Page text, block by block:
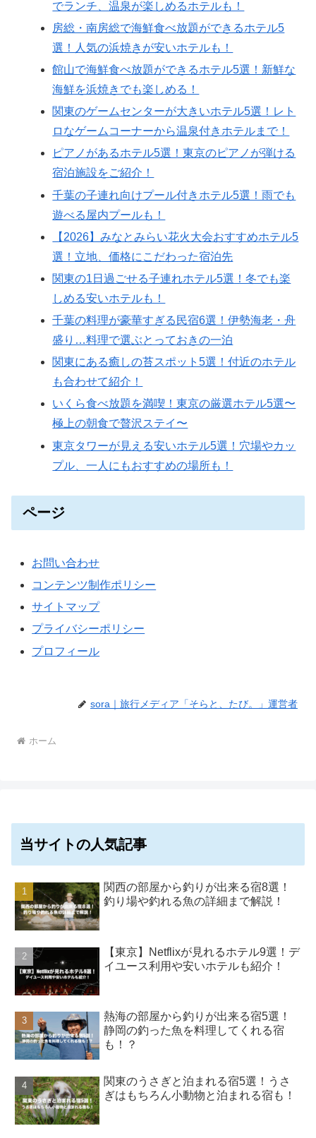
でランチ、温泉が楽しめるホテルも！
房総・南房総で海鮮食べ放題ができるホテル5
選！人気の浜焼きが安いホテルも！
館山で海鮮食べ放題ができるホテル5選！新鮮な
海鮮を浜焼きでも楽しめる！
関東のゲームセンターが大きいホテル5選！レト
ロなゲームコーナーから温泉付きホテルまで！
ピアノがあるホテル5選！東京のピアノが弾ける
宿泊施設をご紹介！
千葉の子連れ向けプール付きホテル5選！雨でも
遊べる屋内プールも！
【2026】みなとみらい花火大会おすすめホテル5
選！立地、価格にこだわった宿泊先
関東の1日過ごせる子連れホテル5選！冬でも楽
しめる安いホテルも！
千葉の料理が豪華すぎる民宿6選！伊勢海老・舟
盛り…料理で選ぶとっておきの一泊
関東にある癒しの苔スポット5選！付近のホテル
も合わせて紹介！
いくら食べ放題を満喫！東京の厳選ホテル5選〜
極上の朝食で贅沢ステイ〜
東京タワーが見える安いホテル5選！穴場やカッ
プル、一人にもおすすめの場所も！
ページ
お問い合わせ
コンテンツ制作ポリシー
サイトマップ
プライバシーポリシー
プロフィール
sora｜旅行メディア「そらと、たび。」運営者
ホーム
当サイトの人気記事
関西の部屋から釣りが出来る宿8選！
釣り場や釣れる魚の詳細まで解説！
【東京】Netflixが見れるホテル9選！デ
イユース利用や安いホテルも紹介！
熱海の部屋から釣りが出来る宿5選！
静岡の釣った魚を料理してくれる宿
も！？
関東のうさぎと泊まれる宿5選！うさ
ぎはもちろん小動物と泊まれる宿も！